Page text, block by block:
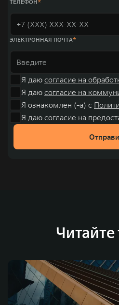
ТЕЛЕФОН
ЭЛЕКТРОННАЯ ПОЧТА
Я даю согласие на
Я даю согласие на
Я ознакомлен (-а) с
Я даю согласие на